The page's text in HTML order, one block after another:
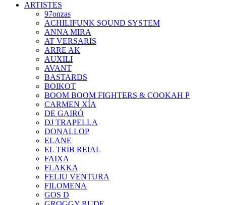
ARTISTES
97onzas
ACHILIFUNK SOUND SYSTEM
ANNA MIRA
AT VERSARIS
ARRE AK
AUXILI
AVANT
BASTARDS
BOIKOT
BOOM BOOM FIGHTERS & COOKAH P
CARMEN XÍA
DE GAIRÓ
DJ TRAPELLA
DONALLOP
ELANE
EL TRIB REIAL
FAIXA
FLAKKA
FELIU VENTURA
FILOMENA
GOS D